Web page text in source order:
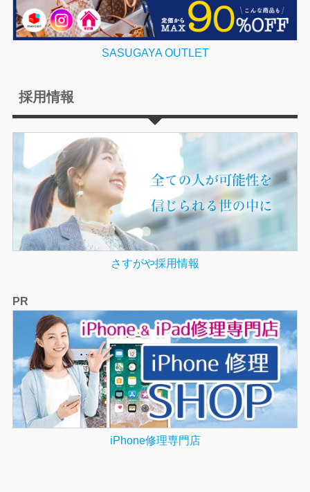
SASUGAYA OUTLET
採用情報
さすがや採用情報
PR
iPhone修理専門店